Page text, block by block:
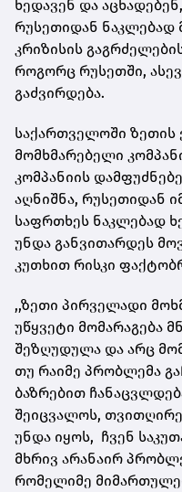
ხედავენ და
რუსეთიდან
კრიზისის
როგორც რუსეთში,
გაძვირდება.
საქართველოში
მომხმარებელი
კომპანიის
აღნიშნა, რუსეთიდან
საფრთხეს ნაკლებად
უნდა განვითარდეს
კუთხით რისკი
,,ზეთი პირველადი
უწყვეტი მომარაგება
შეზღუდულა და არც
თუ რაიმე პრობლემა
ბაზრებით
შეიცვალოს,
უნდა იყოს, ჩვენ
მხრივ არანაირ
რომელიმე